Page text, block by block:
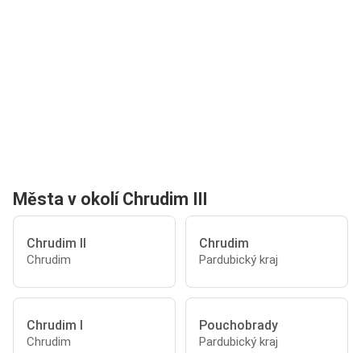
Města v okolí Chrudim III
Chrudim II
Chrudim
Chrudim
Pardubický kraj
Chrudim I
Chrudim
Pouchobrady
Pardubický kraj